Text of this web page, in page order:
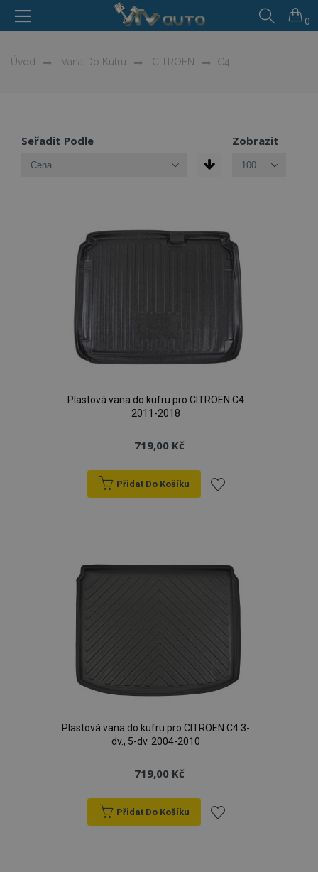
0
Úvod Vana Do Kufru CITROEN C4
Seřadit Podle Zobrazit
Plastová vana do kufru pro CITROEN C4
2011-2018
719,00 Kč
Přidat Do Košíku
oblíbeným
Plastová vana do kufru pro CITROEN C4 3-
dv., 5-dv. 2004-2010
719,00 Kč
Přidat Do Košíku